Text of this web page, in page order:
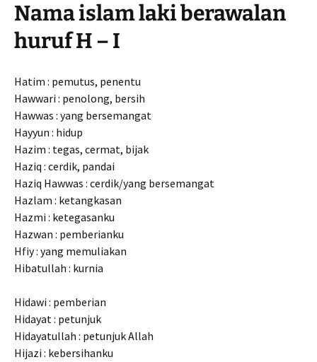
Nama islam laki berawalan
huruf H – I
Hatim : pemutus, penentu
Hawwari : penolong, bersih
Hawwas : yang bersemangat
Hayyun : hidup
Hazim : tegas, cermat, bijak
Haziq : cerdik, pandai
Haziq Hawwas : cerdik/yang bersemangat
Hazlam : ketangkasan
Hazmi : ketegasanku
Hazwan : pemberianku
Hfiy : yang memuliakan
Hibatullah : kurnia
Hidawi : pemberian
Hidayat : petunjuk
Hidayatullah : petunjuk Allah
Hijazi : kebersihanku